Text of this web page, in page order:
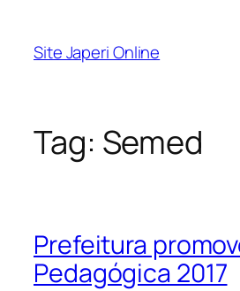
Site Japeri Online
Tag: Semed
Prefeitura
Pedagógica 2017